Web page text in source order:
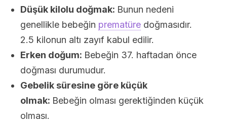
Düşük kilolu doğmak: Bunun nedeni
genellikle bebeğin prematüre doğmasıdır.
2.5 kilonun altı zayıf kabul edilir.
Erken doğum: Bebeğin 37. haftadan önce
doğması durumudur.
Gebelik süresine göre küçük
olmak: Bebeğin olması gerektiğinden küçük
olması.